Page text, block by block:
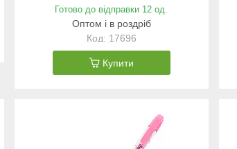
Готово до відправки 12 од.
Оптом і в роздріб
17696
Купити